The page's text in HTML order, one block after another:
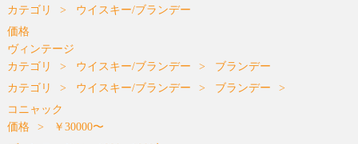
カテゴリ
ウイスキー/ブランデー
価格
ヴィンテージ
カテゴリ
ウイスキー/ブランデー
ブランデー
カテゴリ
ウイスキー/ブランデー
ブランデー
コニャック
価格
￥30000〜